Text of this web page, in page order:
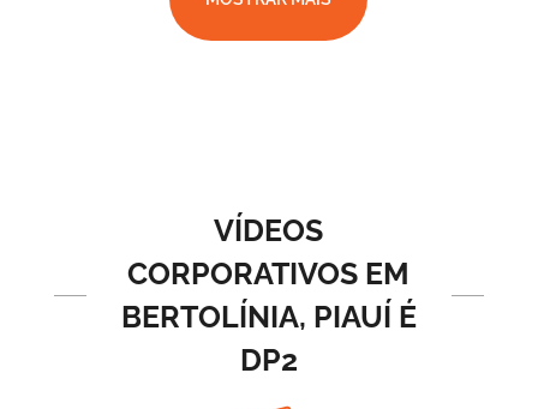
VÍDEOS
CORPORATIVOS EM
BERTOLÍNIA, PIAUÍ É
DP2